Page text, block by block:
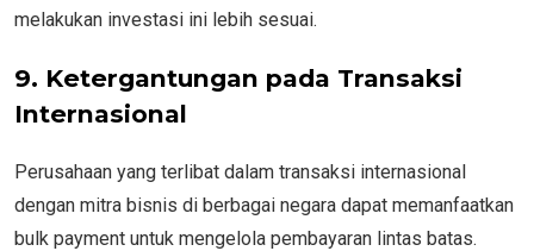
melakukan investasi ini lebih sesuai.
9. Ketergantungan pada Transaksi
Internasional
Perusahaan yang terlibat dalam transaksi internasional
dengan mitra bisnis di berbagai negara dapat memanfaatkan
bulk payment untuk mengelola pembayaran lintas batas.